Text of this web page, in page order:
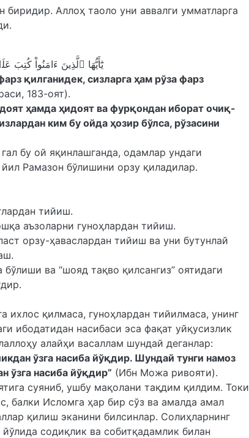
Аллоҳ таоло уни аввалги умматларга
يَٰٓأَيُّهَا ٱلَّذِينَ ءَامَنُواْ كُتِبَ عَلَيۡكُمُ ٱلصِّيَامُ كَمَا كُتِبَ عَلَى ٱلَّذِينَ مِن قَبۡلِكُمۡ لَعَلَّكُمۡ تَتَّقُونَ
қилганидек, сизларга ҳам рўза фарз
183-оят).
ҳамда ҳидоят ва фурқондан иборат очиқ-
ким бу ойда ҳозир бўлса, рўзасини
бу ой яқинлашганда, одамлар ундаги
Рамазон бўлишини орзу қиладилар.
тийиш.
аъзоларни гуноҳлардан тийиш.
орзу-ҳаваслардан тийиш ва уни бутунлай
ва “шояд тақво қилсангиз” оятидаги
ихлос қилмаса, гуноҳлардан тийилмаса, унинг
ибодатидан насибаси эса фақат уйқусизлик
алайҳи васаллам шундай деганлар:
ўзга насиба йўқдир. Шундай тунги намоз
ўзга насиба йўқдир” (Ибн Можа ривояти).
суяниб, ушбу мақолани тақдим қилдим. Токи
Исломга ҳар бир сўз ва амалда амал
қилиш эканини билсинлар. Солиҳларнинг
содиқлик ва собитқадамлик билан